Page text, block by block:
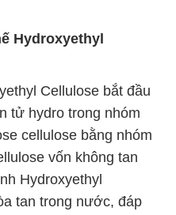
Hydroxyethyl
Cellulose bắt đầu
tử hydro trong nhóm
cellulose bằng nhóm
vốn không tan
Hydroxyethyl
tan trong nước, đáp